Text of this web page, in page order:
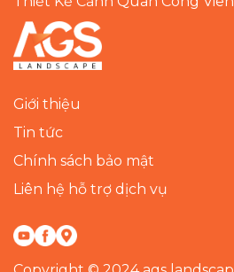
Giới thiệu
Tin tức
Chính sách bảo mật
Liên hệ hỗ trợ dịch vụ